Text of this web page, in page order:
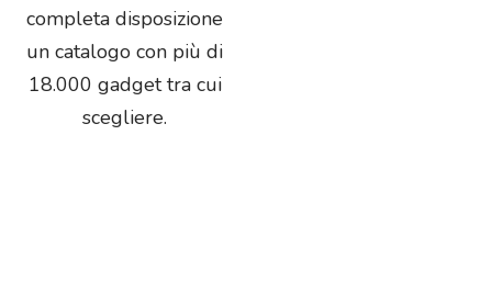
completa disposizione
un catalogo con più di
18.000 gadget tra cui
scegliere.